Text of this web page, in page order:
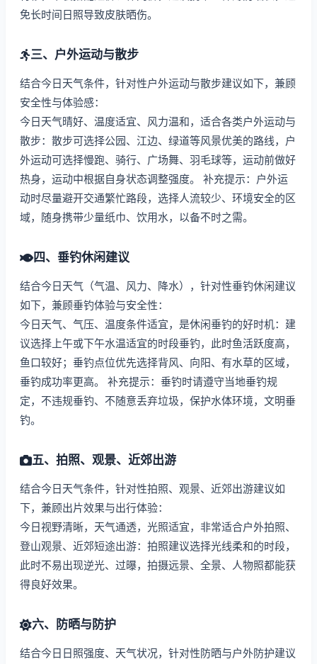
免长时间日照导致皮肤晒伤。
三、户外运动与散步
结合今日天气条件，针对性户外运动与散步建议如下，兼顾
安全性与体验感：
今日天气晴好、温度适宜、风力温和，适合各类户外运动与
散步：散步可选择公园、江边、绿道等风景优美的路线，户
外运动可选择慢跑、骑行、广场舞、羽毛球等，运动前做好
热身，运动中根据自身状态调整强度。 补充提示：户外运
动时尽量避开交通繁忙路段，选择人流较少、环境安全的区
域，随身携带少量纸巾、饮用水，以备不时之需。
四、垂钓休闲建议
结合今日天气（气温、风力、降水），针对性垂钓休闲建议
如下，兼顾垂钓体验与安全性：
今日天气、气压、温度条件适宜，是休闲垂钓的好时机：建
议选择上午或下午水温适宜的时段垂钓，此时鱼活跃度高，
鱼口较好；垂钓点位优先选择背风、向阳、有水草的区域，
垂钓成功率更高。 补充提示：垂钓时请遵守当地垂钓规
定，不违规垂钓、不随意丢弃垃圾，保护水体环境，文明垂
钓。
五、拍照、观景、近郊出游
结合今日天气条件，针对性拍照、观景、近郊出游建议如
下，兼顾出片效果与出行体验：
今日视野清晰，天气通透，光照适宜，非常适合户外拍照、
登山观景、近郊短途出游：拍照建议选择光线柔和的时段，
此时不易出现逆光、过曝，拍摄远景、全景、人物照都能获
得良好效果。
六、防晒与防护
结合今日日照强度、天气状况，针对性防晒与户外防护建议